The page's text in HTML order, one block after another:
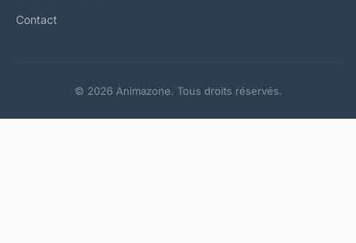
Contact
© 2026 Animazone. Tous droits réservés.